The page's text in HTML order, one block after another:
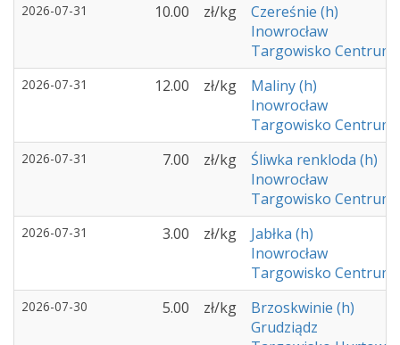
2026-07-31 10.00 zł/kg
Czereśnie (h)
Inowrocław
Targowisko Centrum
2026-07-31 12.00 zł/kg
Maliny (h)
Inowrocław
Targowisko Centrum
2026-07-31 7.00 zł/kg
Śliwka renkloda (h)
Inowrocław
Targowisko Centrum
2026-07-31 3.00 zł/kg
Jabłka (h)
Inowrocław
Targowisko Centrum
2026-07-30 5.00 zł/kg
Brzoskwinie (h)
Grudziądz